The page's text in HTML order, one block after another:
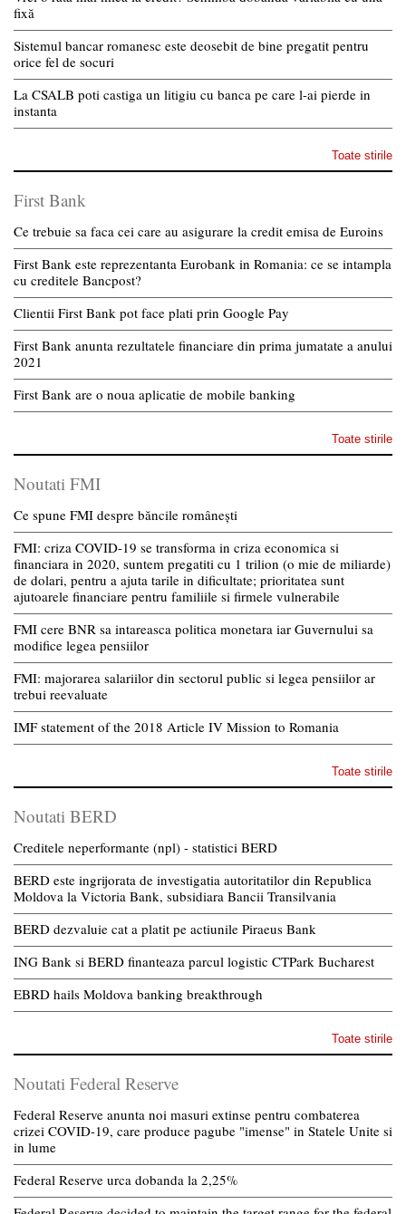
fixă
Sistemul bancar romanesc este deosebit de bine pregatit pentru
orice fel de socuri
La CSALB poti castiga un litigiu cu banca pe care l-ai pierde in
instanta
Toate stirile
First Bank
Ce trebuie sa faca cei care au asigurare la credit emisa de Euroins
First Bank este reprezentanta Eurobank in Romania: ce se intampla
cu creditele Bancpost?
Clientii First Bank pot face plati prin Google Pay
First Bank anunta rezultatele financiare din prima jumatate a anului
2021
First Bank are o noua aplicatie de mobile banking
Toate stirile
Noutati FMI
Ce spune FMI despre băncile românești
FMI: criza COVID-19 se transforma in criza economica si
financiara in 2020, suntem pregatiti cu 1 trilion (o mie de miliarde)
de dolari, pentru a ajuta tarile in dificultate; prioritatea sunt
ajutoarele financiare pentru familiile si firmele vulnerabile
FMI cere BNR sa intareasca politica monetara iar Guvernului sa
modifice legea pensiilor
FMI: majorarea salariilor din sectorul public si legea pensiilor ar
trebui reevaluate
IMF statement of the 2018 Article IV Mission to Romania
Toate stirile
Noutati BERD
Creditele neperformante (npl) - statistici BERD
BERD este ingrijorata de investigatia autoritatilor din Republica
Moldova la Victoria Bank, subsidiara Bancii Transilvania
BERD dezvaluie cat a platit pe actiunile Piraeus Bank
ING Bank si BERD finanteaza parcul logistic CTPark Bucharest
EBRD hails Moldova banking breakthrough
Toate stirile
Noutati Federal Reserve
Federal Reserve anunta noi masuri extinse pentru combaterea
crizei COVID-19, care produce pagube "imense" in Statele Unite si
in lume
Federal Reserve urca dobanda la 2,25%